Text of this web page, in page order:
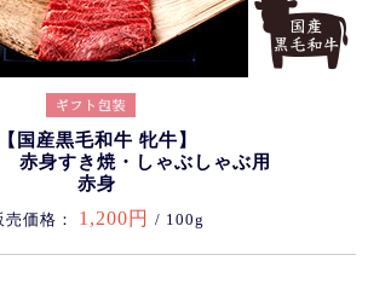
【国産黒毛和牛 牝牛】
赤身すき焼・しゃぶしゃぶ用
赤身
売価格： 1,200円 / 100g